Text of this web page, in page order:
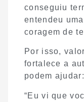
conseguiu
entendeu
coragem de
Por isso,
fortalece a
podem ajudar:
“Eu vi que